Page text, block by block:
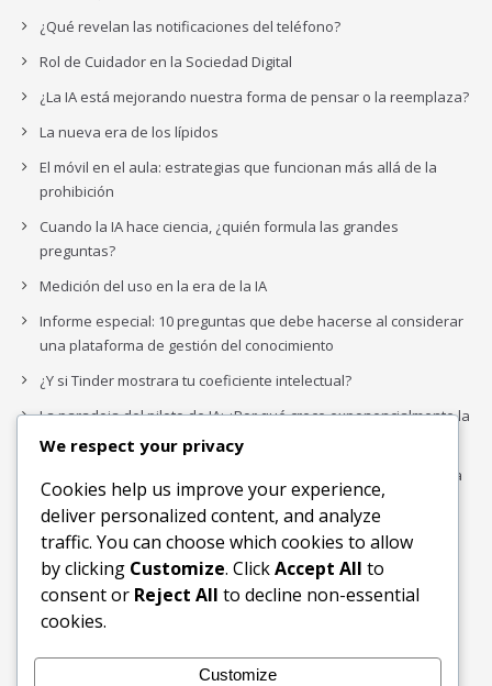
¿Qué revelan las notificaciones del teléfono?
Rol de Cuidador en la Sociedad Digital
¿La IA está mejorando nuestra forma de pensar o la reemplaza?
La nueva era de los lípidos
El móvil en el aula: estrategias que funcionan más allá de la
prohibición
Cuando la IA hace ciencia, ¿quién formula las grandes
preguntas?
Medición del uso en la era de la IA
Informe especial: 10 preguntas que debe hacerse al considerar
una plataforma de gestión del conocimiento
¿Y si Tinder mostrara tu coeficiente intelectual?
La paradoja del piloto de IA: ¿Por qué crece exponencialmente la
complejidad de la IA empresarial?
Los organigramas de marketing se crearon para los canales. La
IA acaba de dejarlos obsoletos.
Buscar
Buscar
We respect your privacy
Cookies help us improve your experience,
deliver personalized content, and analyze
traffic. You can choose which cookies to allow
by clicking Customize. ClickAccept All to
consent or Reject All to decline non-essential
cookies.
Customize